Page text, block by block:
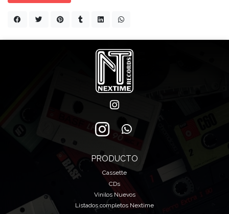
PRODUCTO
Cassette
CDs
Vinilos Nuevos
Listados completos Nextime